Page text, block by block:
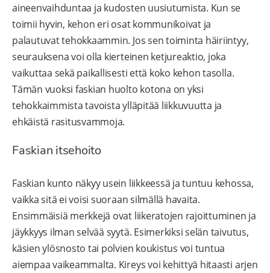
aineenvaihduntaa ja kudosten uusiutumista. Kun se
toimii hyvin, kehon eri osat kommunikoivat ja
palautuvat tehokkaammin. Jos sen toiminta häiriintyy,
seurauksena voi olla kierteinen ketjureaktio, joka
vaikuttaa sekä paikallisesti että koko kehon tasolla.
Tämän vuoksi faskian huolto kotona on yksi
tehokkaimmista tavoista ylläpitää liikkuvuutta ja
ehkäistä rasitusvammoja.
Faskian itsehoito
Faskian kunto näkyy usein liikkeessä ja tuntuu kehossa,
vaikka sitä ei voisi suoraan silmällä havaita.
Ensimmäisiä merkkejä ovat liikeratojen rajoittuminen ja
jäykkyys ilman selvää syytä. Esimerkiksi selän taivutus,
käsien ylösnosto tai polvien koukistus voi tuntua
aiempaa vaikeammalta. Kireys voi kehittyä hitaasti arjen